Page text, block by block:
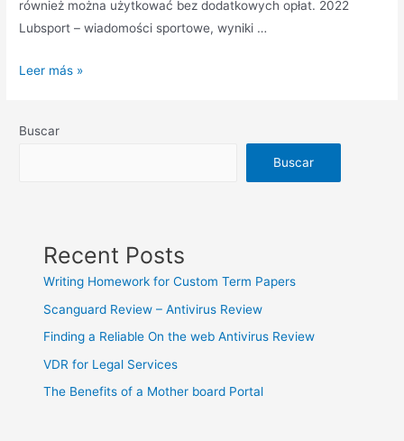
również można użytkować bez dodatkowych opłat. 2022
Lubsport – wiadomości sportowe, wyniki …
Najświeższy
Betfan
Leer más »
Buscar
Buscar
Recent Posts
Writing Homework for Custom Term Papers
Scanguard Review – Antivirus Review
Finding a Reliable On the web Antivirus Review
VDR for Legal Services
The Benefits of a Mother board Portal